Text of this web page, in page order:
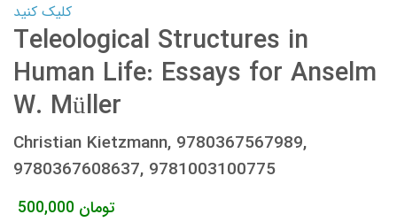
کلیک کنید
Teleological Structures in
Human Life: Essays for Anselm
W. Müller
Christian Kietzmann, 9780367567989,
9780367608637, 9781003100775
500,000 تومان